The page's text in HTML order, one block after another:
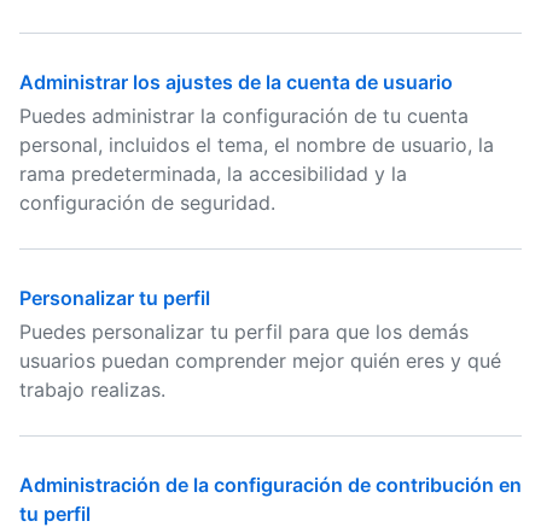
Administrar los ajustes de la cuenta de usuario
Puedes administrar la configuración de tu cuenta
personal, incluidos el tema, el nombre de usuario, la
rama predeterminada, la accesibilidad y la
configuración de seguridad.
Personalizar tu perfil
Puedes personalizar tu perfil para que los demás
usuarios puedan comprender mejor quién eres y qué
trabajo realizas.
Administración de la configuración de contribución en
tu perfil